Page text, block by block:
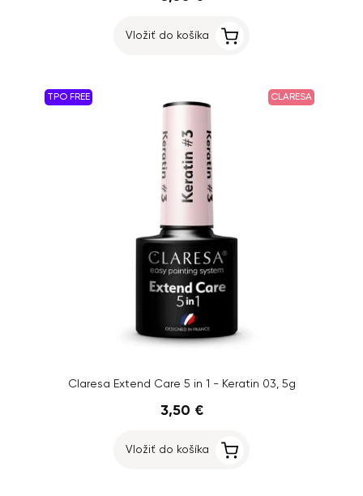
Vložiť do košíka
TPO FREE CLARESA
Claresa Extend Care 5 in 1 - Keratin 03, 5g
3,50 €
Vložiť do košíka